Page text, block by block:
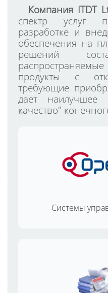
Компания ITDT
спектр услуг
разработке и
обеспечения на
решений
продукты с
требующие
дает наилучшее
качество"
Системы